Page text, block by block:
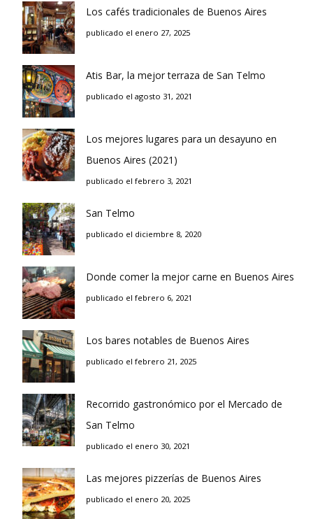
Los cafés tradicionales de Buenos Aires
publicado el enero 27, 2025
Atis Bar, la mejor terraza de San Telmo
publicado el agosto 31, 2021
Los mejores lugares para un desayuno en
Buenos Aires (2021)
publicado el febrero 3, 2021
San Telmo
publicado el diciembre 8, 2020
Donde comer la mejor carne en Buenos Aires
publicado el febrero 6, 2021
Los bares notables de Buenos Aires
publicado el febrero 21, 2025
Recorrido gastronómico por el Mercado de
San Telmo
publicado el enero 30, 2021
Las mejores pizzerías de Buenos Aires
publicado el enero 20, 2025